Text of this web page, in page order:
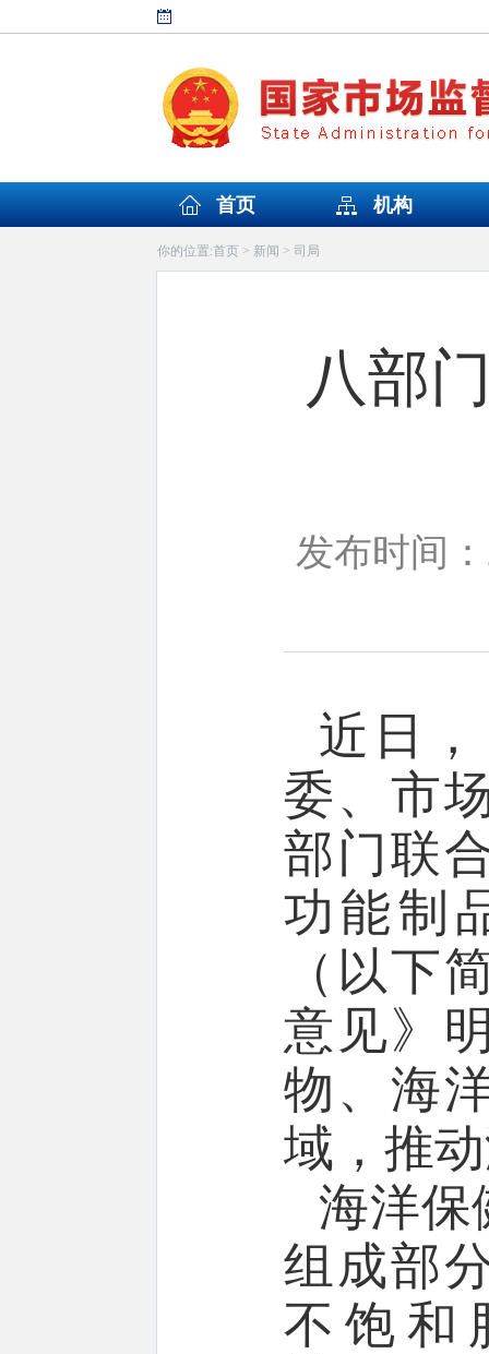
首页 机构
你的位置:首页> 新闻 > 司局
八部
发布时间
近日
委、市
部门联
功能制
（以下
意见》
物、海
域，推
海洋保
组成部
不饱和